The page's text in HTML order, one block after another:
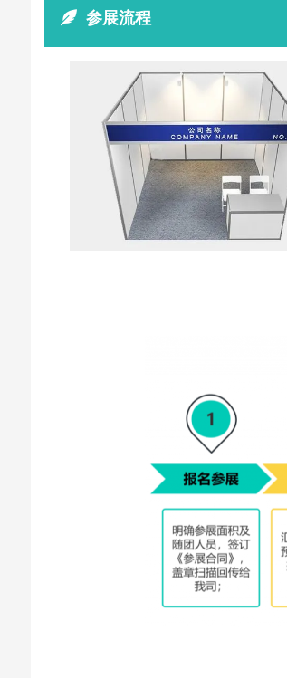
参展流程